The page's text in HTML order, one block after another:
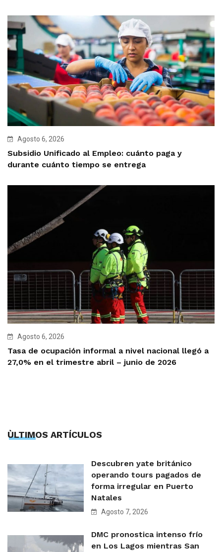
Agosto 6, 2026
Subsidio Unificado al Empleo: cuánto paga y
durante cuánto tiempo se entrega
Agosto 6, 2026
Tasa de ocupación informal a nivel nacional llegó a
27,0% en el trimestre abril – junio de 2026
ÙLTIMOS ARTÍCULOS
Descubren yate británico
operando tours pagados de
forma irregular en Puerto
Natales
Agosto 7, 2026
DMC pronostica intenso frío
en Los Lagos mientras San